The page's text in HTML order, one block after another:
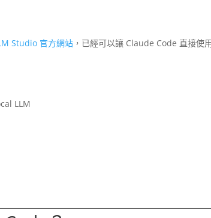
Studio 官方網站 ，已經可以讓 Claude Code 直接使
LLM